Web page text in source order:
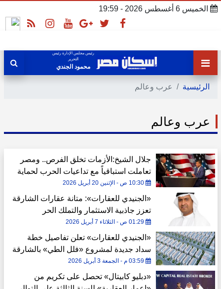
الخميس 6 أغسطس 2026 - 19:59
رئيس مجلس الإدارة رئيس
التحرير
محمود الجندي
الرئيسية عرب وعالم
عرب وعالم
جلال الشيخ:الأزمات تخلق الفرص.. ومصر
تعاملت استباقياً مع تداعيات الحرب لحماية
مكتسباتها الاقتصادية
10:30 ص - الإثنين 20 أبريل 2026
«الجنيدي للعقارات»: متانة عقارات الشارقة
تعزز جاذبية الاستثمار والتملك الحر
01:29 ص - الثلاثاء 7 أبريل 2026
«الجنيدي للعقارات» تعلن تفاصيل خطة
سداد جديدة لمشروع «فلل الطي» بالشارقة
03:59 م - الجمعة 3 أبريل 2026
«دبليو كابيتال» تحصل على تكريم من